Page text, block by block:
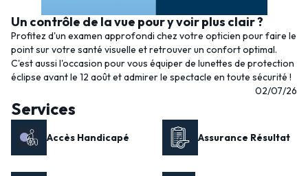
Un contrôle de la vue pour y voir plus clair ?
Profitez d'un examen approfondi chez votre opticien pour faire le
point sur votre santé visuelle et retrouver un confort optimal.
C'est aussi l'occasion pour vous équiper de lunettes de protection
éclipse avant le 12 août et admirer le spectacle en toute sécurité !
02/07/26
Services
Accès Handicapé Assurance Résultat